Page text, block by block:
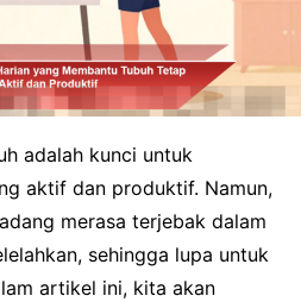
adalah kunci untuk
aktif dan produktif. Namun,
merasa terjebak dalam
sehingga lupa untuk
artikel ini, kita akan